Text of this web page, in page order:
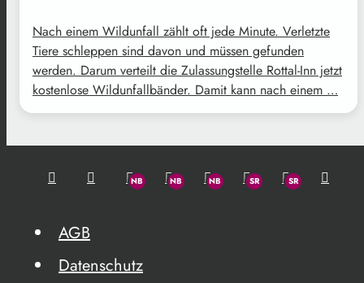
Nach einem Wildunfall zählt oft jede Minute. Verletzte
Tiere schleppen sind davon und müssen gefunden
werden. Darum verteilt die Zulassungstelle Rottal-Inn jetzt
kostenlose Wildunfallbänder. Damit kann nach einem …
AGB
Datenschutz